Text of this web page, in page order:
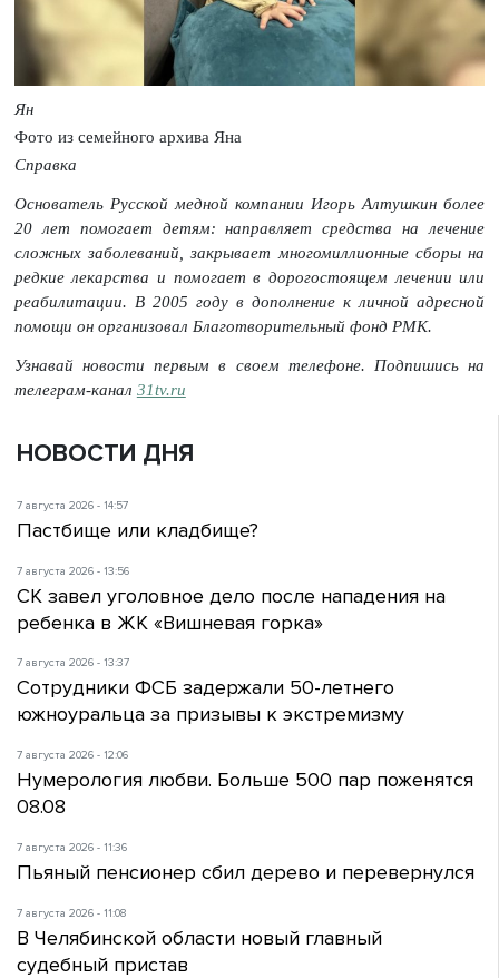
Ян
Фото из семейного архива Яна
Справка
Основатель Русской медной компании Игорь Алтушкин более
20 лет помогает детям: направляет средства на лечение
сложных заболеваний, закрывает многомиллионные сборы на
редкие лекарства и помогает в дорогостоящем лечении или
реабилитации. В 2005 году в дополнение к личной адресной
помощи он организовал Благотворительный фонд РМК.
Узнавай новости первым в своем телефоне. Подпишись на
телеграм-канал 31tv.ru
НОВОСТИ ДНЯ
7 августа 2026 - 14:57
Пастбище или кладбище?
7 августа 2026 - 13:56
СК завел уголовное дело после нападения на
ребенка в ЖК «Вишневая горка»
7 августа 2026 - 13:37
Сотрудники ФСБ задержали 50-летнего
южноуральца за призывы к экстремизму
7 августа 2026 - 12:06
Нумерология любви. Больше 500 пар поженятся
08.08
7 августа 2026 - 11:36
Пьяный пенсионер сбил дерево и перевернулся
7 августа 2026 - 11:08
В Челябинской области новый главный
судебный пристав